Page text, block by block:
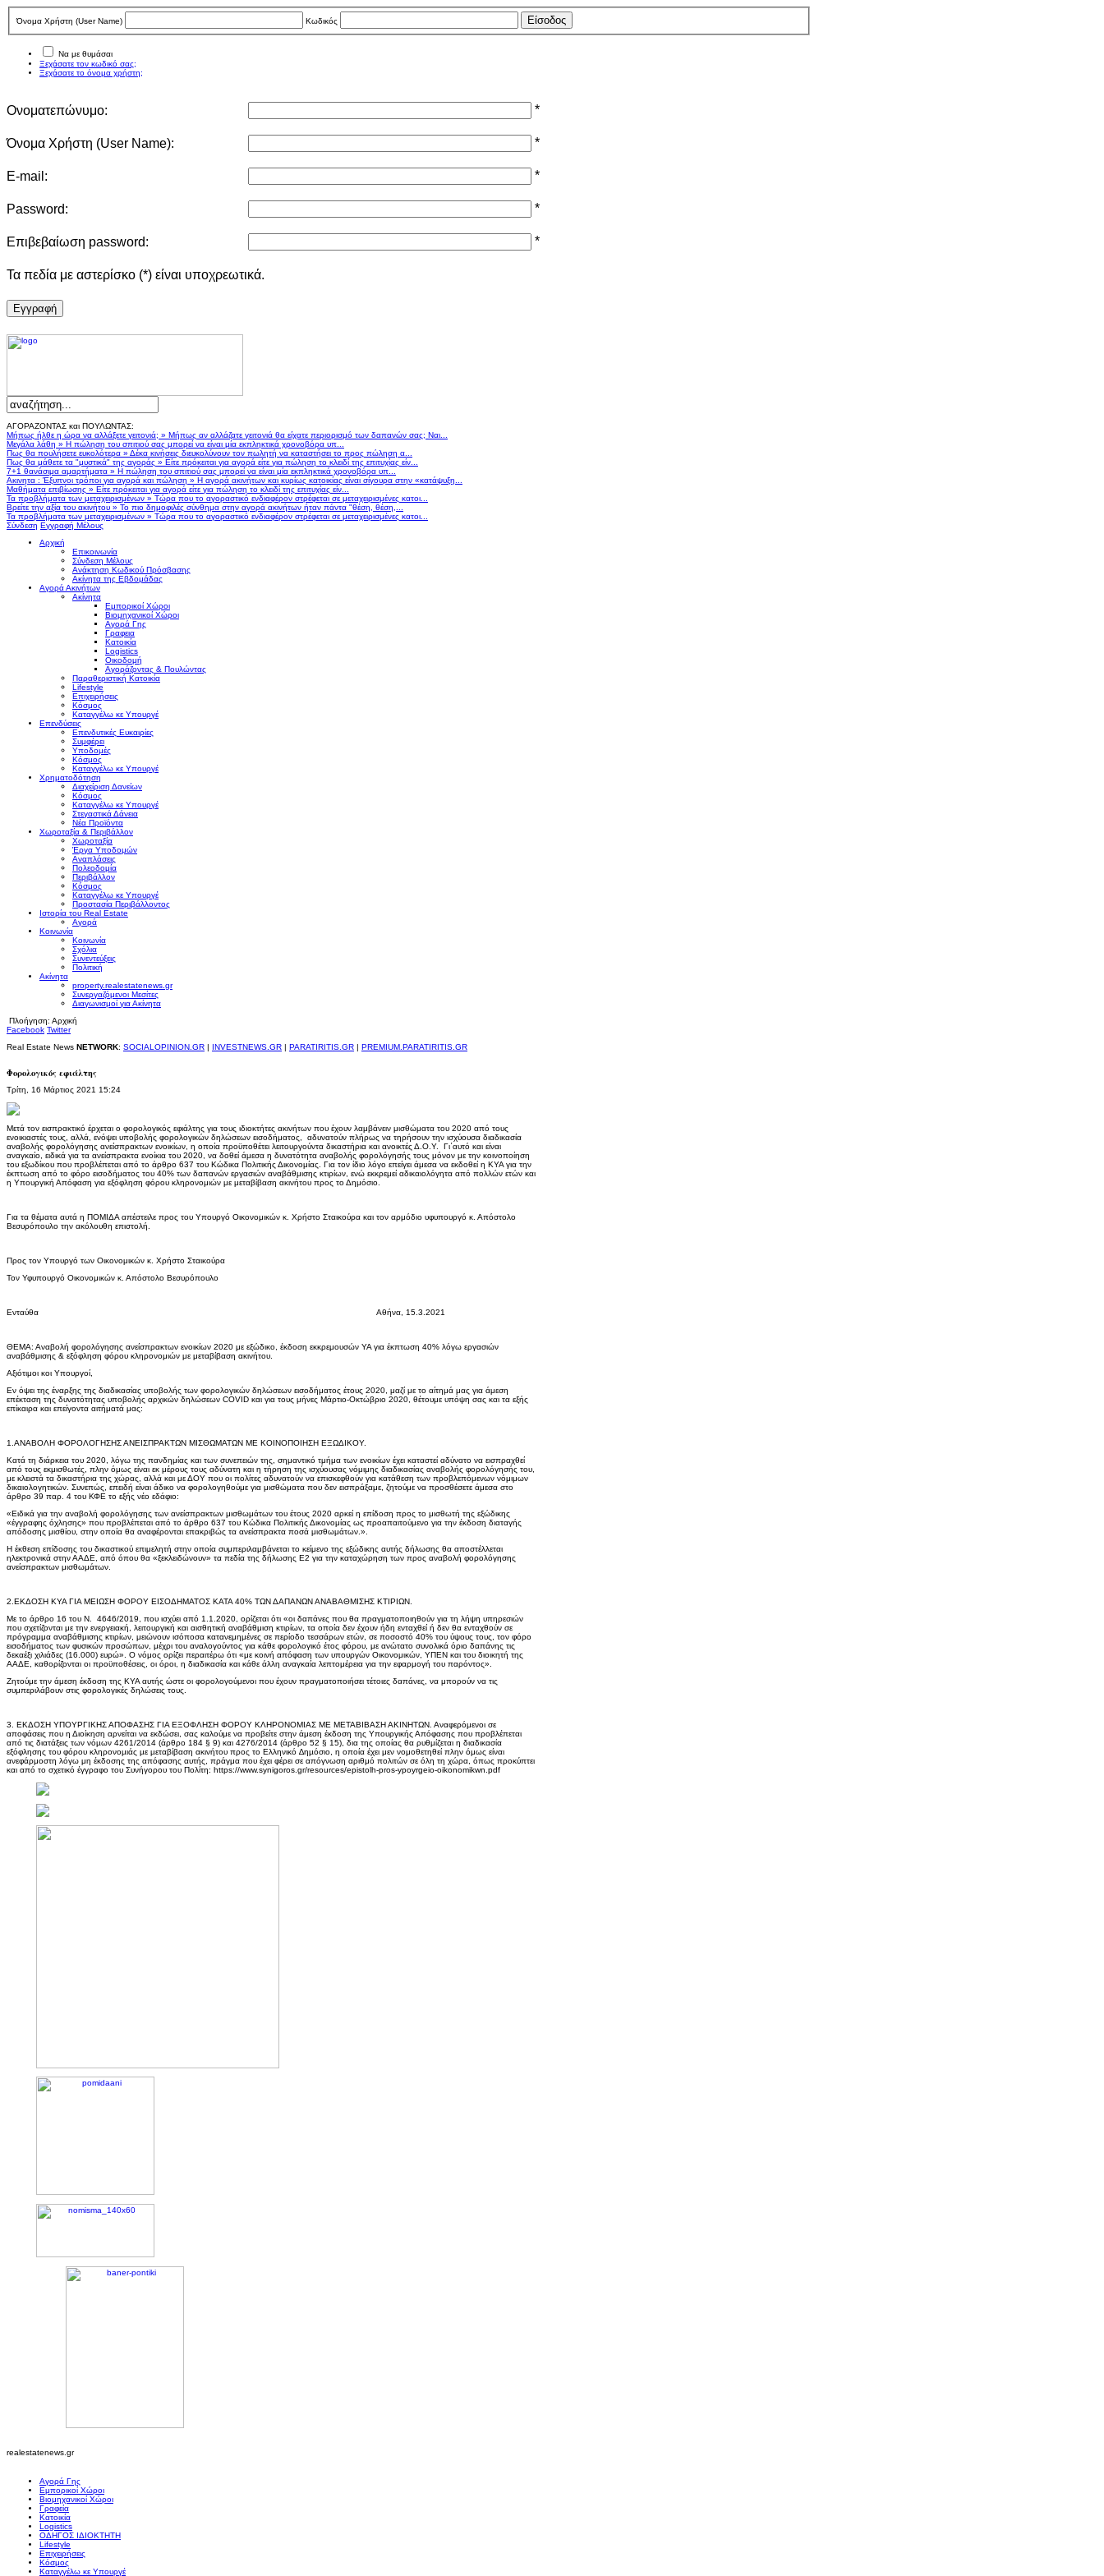
Όνομα Χρήστη (User Νame) Κωδικός
Να με θυμάσαι
Ξεχάσατε τον κωδικό σας;
Ξεχάσατε το όνομα χρήστη;
Ονοματεπώνυμο: *
Όνομα Χρήστη (User Νame): *
E-mail: *
Password: *
Επιβεβαίωση password: *
Τα πεδία με αστερίσκο (*) είναι υποχρεωτικά.
Eγγραφή
ΑΓΟΡΑΖΟΝΤΑΣ και ΠΟΥΛΩΝΤΑΣ:
Μήπως ήλθε η ώρα να αλλάξετε γειτονιά; » Μήπως αν αλλάζατε γειτονιά θα είχατε περιορισμό των δαπανών σας; Ναι...
Μεγάλα λάθη » Η πώληση του σπιτιού σας μπορεί να είναι μία εκπληκτικά χρονοβόρα υπ...
Πως θα πουλήσετε ευκολότερα » Δέκα κινήσεις διευκολύνουν τον πωλητή να καταστήσει το προς πώληση α...
Πως θα μάθετε τα "μυστικά" της αγοράς » Είτε πρόκειται για αγορά είτε για πώληση το κλειδί της επιτυχίας είν...
7+1 θανάσιμα αμαρτήματα » Η πώληση του σπιτιού σας μπορεί να είναι μία εκπληκτικά χρονοβόρα υπ...
Ακινητα : Έξυπνοι τρόποι για αγορά και πώληση » Η αγορά ακινήτων και κυρίως κατοικίας είναι σίγουρα στην «κατάψυξη...
Μαθήματα επιβίωσης » Είτε πρόκειται για αγορά είτε για πώληση το κλειδί της επιτυχίας είν...
Τα προβλήματα των μεταχειρισμένων » Τώρα που το αγοραστικό ενδιαφέρον στρέφεται σε μεταχειρισμένες κατοι...
Βρείτε την αξία του ακινήτου » Το πιο δημοφιλές σύνθημα στην αγορά ακινήτων ήταν πάντα "θέση, θέση,...
Τα προβλήματα των μεταχειρισμένων » Τώρα που το αγοραστικό ενδιαφέρον στρέφεται σε μεταχειρισμένες κατοι...
Σύνδεση Εγγραφή Μέλους
Αρχική
Επικοινωνία
Σύνδεση Μέλους
Ανάκτηση Κωδικού Πρόσβασης
Ακίνητα της Εβδομάδας
Αγορά Ακινήτων
Ακίνητα
Εμπορικοί Χώροι
Βιομηχανικοί Χώροι
Αγορά Γης
Γραφεια
Κατοικία
Logistics
Οικοδομή
Αγοράζοντας & Πουλώντας
Παραθεριστική Κατοικία
Lifestyle
Επιχειρήσεις
Κόσμος
Καταγγέλω κε Υπουργέ
Επενδύσεις
Επενδυτικές Ευκαιρίες
Συμφέρει
Υποδομές
Κόσμος
Καταγγέλω κε Υπουργέ
Χρηματοδότηση
Διαχείριση Δανείων
Κόσμος
Καταγγέλω κε Υπουργέ
Στεγαστικά Δάνεια
Νέα Προϊόντα
Χωροταξία & Περιβάλλον
Χωροταξία
Έργα Υποδομών
Αναπλάσεις
Πολεοδομία
Περιβάλλον
Κόσμος
Καταγγέλω κε Υπουργέ
Προστασία Περιβάλλοντος
Ιστορία του Real Estate
Αγορά
Κοινωνία
Κοινωνία
Σχόλια
Συνεντεύξεις
Πολιτική
Ακίνητα
property.realestatenews.gr
Συνεργαζόμενοι Μεσίτες
Διαγωνισμοί για Ακίνητα
Πλοήγηση: Αρχική
Facebook Twitter
Real Estate News NETWORK: SOCIALOPINION.GR | INVESTNEWS.GR | PARATIRITIS.GR | PREMIUM.PARATIRITIS.GR
Φορολογικός εφιάλτης
Τρίτη, 16 Μάρτιος 2021 15:24
Μετά τον εισπρακτικό έρχεται ο φορολογικός εφιάλτης για τους ιδιοκτήτες ακινήτων που έχουν λαμβάνειν μισθώματα του 2020 από τους
ενοικιαστές τους, αλλά, ενόψει υποβολής φορολογικών δηλώσεων εισοδήματος, αδυνατούν πλήρως να τηρήσουν την ισχύουσα διαδικασία
αναβολής φορολόγησης ανείσπρακτων ενοικίων, η οποία προϋποθέτει λειτουργούντα δικαστήρια και ανοικτές Δ.Ο.Υ. Γι΄αυτό και είναι
αναγκαίο, ειδικά για τα ανείσπρακτα ενοίκια του 2020, να δοθεί άμεσα η δυνατότητα αναβολής φορολόγησής τους μόνον με την κοινοποίηση
του εξωδίκου που προβλέπεται από το άρθρο 637 του Κώδικα Πολιτικής Δικονομίας. Για τον ίδιο λόγο επείγει άμεσα να εκδοθεί η ΚΥΑ για την
έκπτωση από το φόρο εισοδήματος του 40% των δαπανών εργασιών αναβάθμισης κτιρίων, ενώ εκκρεμεί αδικαιολόγητα από πολλών ετών και
η Υπουργική Απόφαση για εξόφληση φόρου κληρονομιών με μεταβίβαση ακινήτου προς το Δημόσιο.
Για τα θέματα αυτά η ΠΟΜΙΔΑ απέστειλε προς του Υπουργό Οικονομικών κ. Χρήστο Σταικούρα και τον αρμόδιο υφυπουργό κ. Απόστολο
Βεσυρόπουλο την ακόλουθη επιστολή.
Προς τον Υπουργό των Οικονομικών κ. Χρήστο Σταικούρα
Τον Υφυπουργό Οικονομικών κ. Απόστολο Βεσυρόπουλο
Ενταύθα Αθήνα, 15.3.2021
ΘΕΜΑ: Αναβολή φορολόγησης ανείσπρακτων ενοικίων 2020 με εξώδικο, έκδοση εκκρεμουσών ΥΑ για έκπτωση 40% λόγω εργασιών
αναβάθμισης & εξόφληση φόρου κληρονομιών με μεταβίβαση ακινήτου.
Αξιότιμοι κοι Υπουργοί,
Εν όψει της έναρξης της διαδικασίας υποβολής των φορολογικών δηλώσεων εισοδήματος έτους 2020, μαζί με το αίτημά μας για άμεση
επέκταση της δυνατότητας υποβολής αρχικών δηλώσεων COVID και για τους μήνες Μάρτιο-Οκτώβριο 2020, θέτουμε υπόψη σας και τα εξής
επίκαιρα και επείγοντα αιτήματά μας:
1.ΑΝΑΒΟΛΗ ΦΟΡΟΛΟΓΗΣΗΣ ΑΝΕΙΣΠΡΑΚΤΩΝ ΜΙΣΘΩΜΑΤΩΝ ΜΕ ΚΟΙΝΟΠΟΙΗΣΗ ΕΞΩΔΙΚΟΥ.
Κατά τη διάρκεια του 2020, λόγω της πανδημίας και των συνεπειών της, σημαντικό τμήμα των ενοικίων έχει καταστεί αδύνατο να εισπραχθεί
από τους εκμισθωτές, πλην όμως είναι εκ μέρους τους αδύνατη και η τήρηση της ισχύουσας νόμιμης διαδικασίας αναβολής φορολόγησής του,
με κλειστά τα δικαστήρια της χώρας, αλλά και με ΔΟΥ που οι πολίτες αδυνατούν να επισκεφθούν για κατάθεση των προβλεπόμενων νόμιμων
δικαιολογητικών. Συνεπώς, επειδή είναι άδικο να φορολογηθούμε για μισθώματα που δεν εισπράξαμε, ζητούμε να προσθέσετε άμεσα στο
άρθρο 39 παρ. 4 του ΚΦΕ το εξής νέο εδάφιο:
«Ειδικά για την αναβολή φορολόγησης των ανείσπρακτων μισθωμάτων του έτους 2020 αρκεί η επίδοση προς το μισθωτή της εξώδικης
«έγγραφης όχλησης» που προβλέπεται από το άρθρο 637 του Κώδικα Πολιτικής Δικονομίας ως προαπαιτούμενο για την έκδοση διαταγής
απόδοσης μισθίου, στην οποία θα αναφέρονται επακριβώς τα ανείσπρακτα ποσά μισθωμάτων.».
Η έκθεση επίδοσης του δικαστικού επιμελητή στην οποία συμπεριλαμβάνεται το κείμενο της εξώδικης αυτής δήλωσης θα αποστέλλεται
ηλεκτρονικά στην ΑΑΔΕ, από όπου θα «ξεκλειδώνουν» τα πεδία της δήλωσης Ε2 για την καταχώρηση των προς αναβολή φορολόγησης
ανείσπρακτων μισθωμάτων.
2.ΕΚΔΟΣΗ ΚΥΑ ΓΙΑ ΜΕΙΩΣΗ ΦΟΡΟΥ ΕΙΣΟΔΗΜΑΤΟΣ ΚΑΤΑ 40% ΤΩΝ ΔΑΠΑΝΩΝ ΑΝΑΒΑΘΜΙΣΗΣ ΚΤΙΡΙΩΝ.
Με το άρθρο 16 του Ν. 4646/2019, που ισχύει από 1.1.2020, ορίζεται ότι «οι δαπάνες που θα πραγματοποιηθούν για τη λήψη υπηρεσιών
που σχετίζονται με την ενεργειακή, λειτουργική και αισθητική αναβάθμιση κτιρίων, τα οποία δεν έχουν ήδη ενταχθεί ή δεν θα ενταχθούν σε
πρόγραμμα αναβάθμισης κτιρίων, μειώνουν ισόποσα κατανεμημένες σε περίοδο τεσσάρων ετών, σε ποσοστό 40% του ύψους τους, τον φόρο
εισοδήματος των φυσικών προσώπων, μέχρι του αναλογούντος για κάθε φορολογικό έτος φόρου, με ανώτατο συνολικά όριο δαπάνης τις
δεκαέξι χιλιάδες (16.000) ευρώ». Ο νόμος ορίζει περαιτέρω ότι «με κοινή απόφαση των υπουργών Οικονομικών, ΥΠΕΝ και του διοικητή της
ΑΑΔΕ, καθορίζονται οι προϋποθέσεις, οι όροι, η διαδικασία και κάθε άλλη αναγκαία λεπτομέρεια για την εφαρμογή του παρόντος».
Ζητούμε την άμεση έκδοση της ΚΥΑ αυτής ώστε οι φορολογούμενοι που έχουν πραγματοποιήσει τέτοιες δαπάνες, να μπορούν να τις
συμπεριλάβουν στις φορολογικές δηλώσεις τους.
3. ΕΚΔΟΣΗ ΥΠΟΥΡΓΙΚΗΣ ΑΠΟΦΑΣΗΣ ΓΙΑ ΕΞΟΦΛΗΣΗ ΦΟΡΟΥ ΚΛΗΡΟΝΟΜΙΑΣ ΜΕ ΜΕΤΑΒΙΒΑΣΗ ΑΚΙΝΗΤΩΝ. Αναφερόμενοι σε
αποφάσεις που η Διοίκηση αρνείται να εκδώσει, σας καλούμε να προβείτε στην άμεση έκδοση της Υπουργικής Απόφασης που προβλέπεται
από τις διατάξεις των νόµων 4261/2014 (άρθρο 184 § 9) και 4276/2014 (άρθρο 52 § 15), δια της οποίας θα ρυθµίζεται η διαδικασία
εξόφλησης του φόρου κληρονοµιάς µε µεταβίβαση ακινήτου προς το Ελληνικό ∆ηµόσιο, η οποία έχει μεν νομοθετηθεί πλην όμως είναι
ανεφάρμοστη λόγω μη έκδοσης της απόφασης αυτής, πράγμα που έχει φέρει σε απόγνωση αριθμό πολιτών σε όλη τη χώρα, όπως προκύπτει
και από το σχετικό έγγραφο του Συνήγορου του Πολίτη: https://www.synigoros.gr/resources/epistolh-pros-ypoyrgeio-oikonomikwn.pdf
realestatenews.gr
Αγορά Γης
Εμπορικοί Χώροι
Βιομηχανικοί Χώροι
Γραφεία
Κατοικία
Logistics
ΟΔΗΓΟΣ ΙΔΙΟΚΤΗΤΗ
Lifestyle
Επιχειρήσεις
Κόσμος
Καταγγέλω κε Υπουργέ